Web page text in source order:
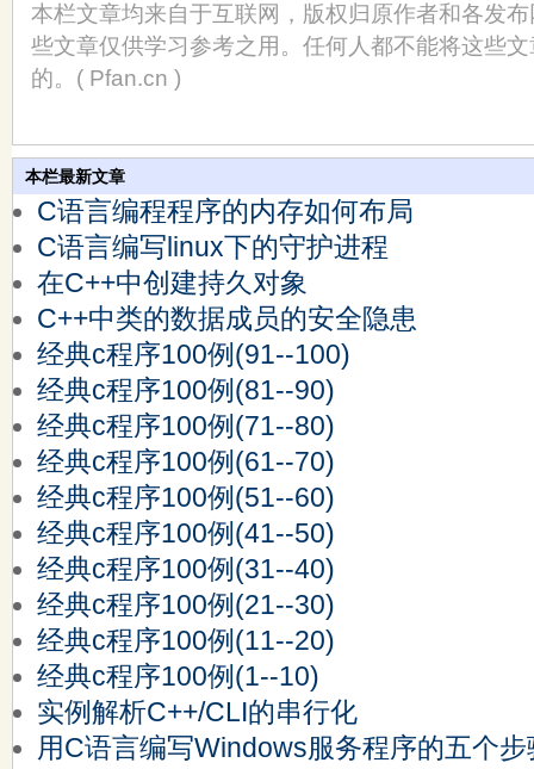
本栏文章均来自于互联网，版权归原作者和各发
些文章仅供学习参考之用。任何人都不能将这些
的。( Pfan.cn )
本栏最新文章
C语言编程程序的内存如何布局
C语言编写linux下的守护进程
在C++中创建持久对象
C++中类的数据成员的安全隐患
经典c程序100例(91--100)
经典c程序100例(81--90)
经典c程序100例(71--80)
经典c程序100例(61--70)
经典c程序100例(51--60)
经典c程序100例(41--50)
经典c程序100例(31--40)
经典c程序100例(21--30)
经典c程序100例(11--20)
经典c程序100例(1--10)
实例解析C++/CLI的串行化
用C语言编写Windows服务程序的五个步